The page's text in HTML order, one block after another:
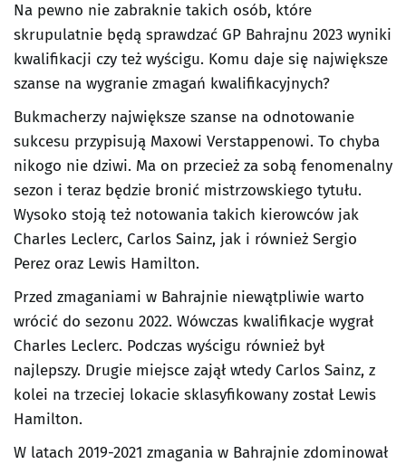
Na pewno nie zabraknie takich osób, które
skrupulatnie będą sprawdzać GP Bahrajnu 2023 wyniki
kwalifikacji czy też wyścigu. Komu daje się największe
szanse na wygranie zmagań kwalifikacyjnych?
Bukmacherzy największe szanse na odnotowanie
sukcesu przypisują Maxowi Verstappenowi. To chyba
nikogo nie dziwi. Ma on przecież za sobą fenomenalny
sezon i teraz będzie bronić mistrzowskiego tytułu.
Wysoko stoją też notowania takich kierowców jak
Charles Leclerc, Carlos Sainz, jak i również Sergio
Perez oraz Lewis Hamilton.
Przed zmaganiami w Bahrajnie niewątpliwie warto
wrócić do sezonu 2022. Wówczas kwalifikacje wygrał
Charles Leclerc. Podczas wyścigu również był
najlepszy. Drugie miejsce zajął wtedy Carlos Sainz, z
kolei na trzeciej lokacie sklasyfikowany został Lewis
Hamilton.
W latach 2019-2021 zmagania w Bahrajnie zdominował